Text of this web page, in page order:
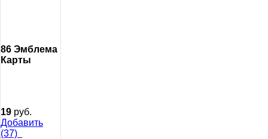
86 Эмблема
Карты
19 руб.
Добавить
(37)